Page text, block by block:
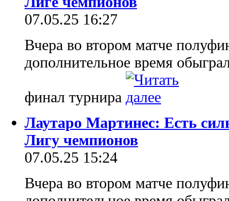
07.05.25 16:27
Вчера во втором матче
дополнительное время
финал турнира
Лаутаро Мартинес: Есть
Лигу чемпионов
07.05.25 15:24
Вчера во втором матче